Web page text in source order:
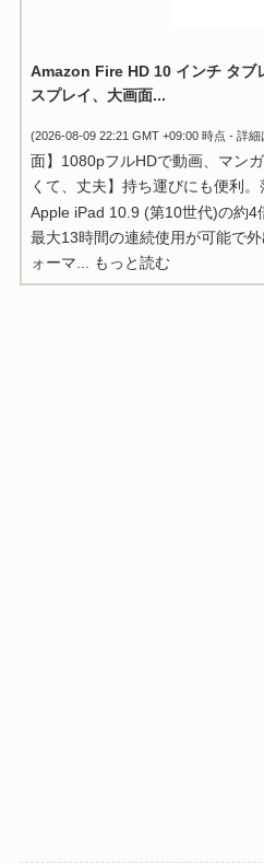
Amazon Fire HD 10 インチ タブ
スプレイ、大画面...
(2026-08-09 22:21 GMT +09:00 時点 - 詳細
面】1080pフルHDで動画、マン
くて、丈夫】持ち運びにも便利
Apple iPad 10.9 (第10世代)の約4
最大13時間の連続使用が可能で
ォーマ... もっと読む